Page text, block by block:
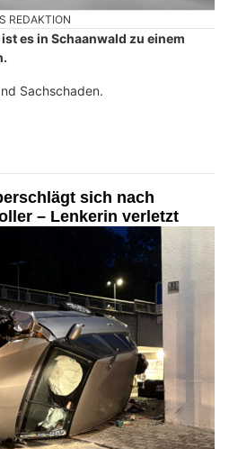
REDAKTION
es in Schaanwald zu einem
Sachschaden.
sich nach
– Lenkerin verletzt